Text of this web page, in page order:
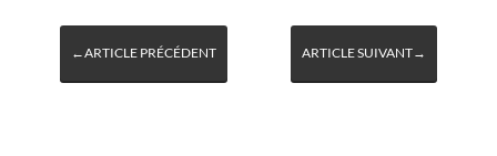
←ARTICLE PRÉCÉDENT ARTICLE SUIVANT→